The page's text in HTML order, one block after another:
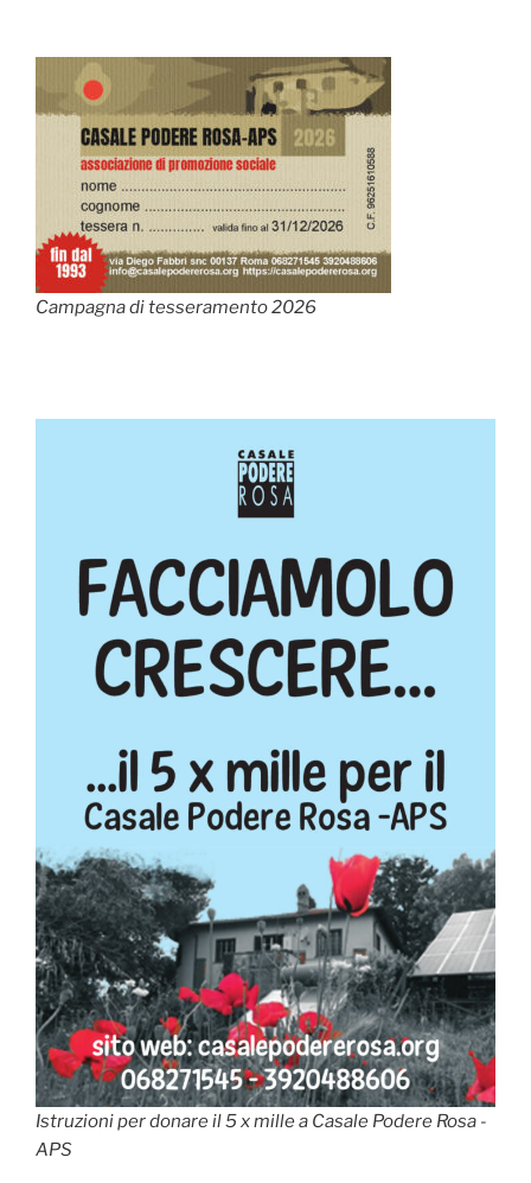
Campagna di tesseramento 2026
Istruzioni per donare il 5 x mille a Casale Podere Rosa -
APS